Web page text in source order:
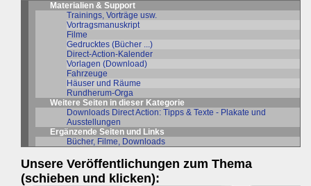
Materialien & Support
Trainings, Vorträge usw.
Vortragsmanuskript
Filme
Gedrucktes (Bücher ...)
Direct-Action-Kalender
Vorlagen (Download)
Fahrzeuge
Häuser und Räume
Rundherum-Orga
Weitere Seiten in dieser Kategorie
Downloads Direct Action: Tipps & Texte - Plakate und
Ausstellungen
Ergänzende Seiten und Links
Bücher, Filme, Downloads
Unsere Veröffentlichungen zum Thema
(schieben und klicken):